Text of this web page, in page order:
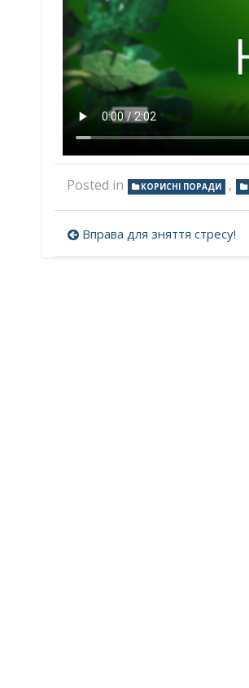
Posted in КОРИСНІ ПОРАДИ ,
Навігація
записів
Вправа для зняття стресу!